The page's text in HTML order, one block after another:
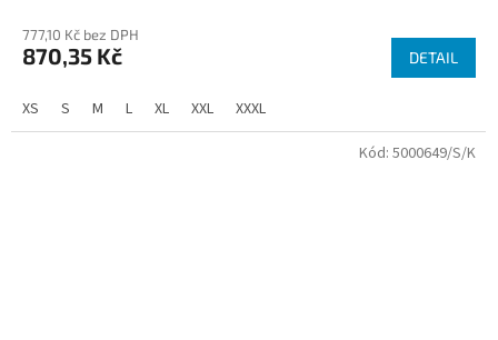
777,10 Kč bez DPH
870,35 Kč DETAIL
XS S M L XL XXL XXXL
Kód: 5000649/S/K